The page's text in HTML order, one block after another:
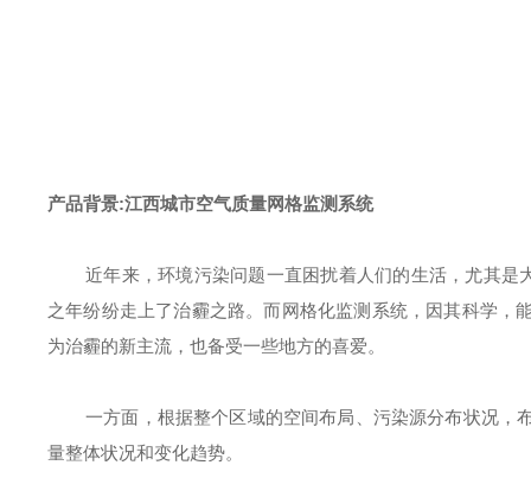
产品背景:江西城市空气质量网格监测系统
近年来，环境污染问题一直困扰着人们的生活，尤其
之年纷纷走上了治霾之路。而网格化监测系统，因其科学，
为治霾的新主流，也备受一些地方的喜爱。
一方面，根据整个区域的空间布局、污染源分布状况，
量整体状况和变化趋势。